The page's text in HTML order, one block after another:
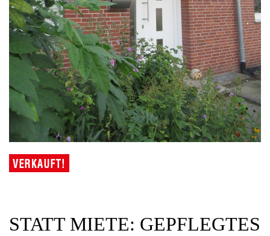
STATT MIETE: GEPFLEGTES